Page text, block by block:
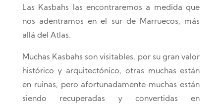
Las Kasbahs las encontraremos a medida que
nos adentramos en el sur de Marruecos, más
allá del Atlas.
Muchas Kasbahs son visitables, por su gran valor
histórico y arquitectónico, otras muchas están
en ruinas, pero afortunadamente muchas están
siendo recuperadas y convertidas en